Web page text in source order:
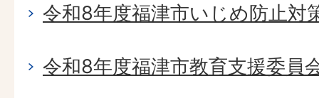
令和8年度福津市いじめ防止対
令和8年度福津市教育支援委員